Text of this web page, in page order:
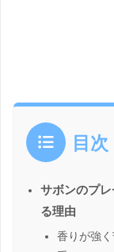
目次
サボンのプ
る理由
香りが強